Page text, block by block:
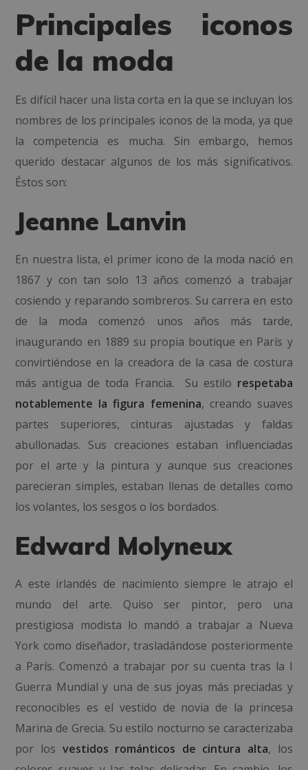
Principales iconos
de la moda
Es difícil hacer una lista corta en la que se incluyan los
nombres de los principales iconos de la moda, ya que
la competencia es mucha. Sin embargo, hemos
querido destacar algunos de los más significativos.
Éstos son:
Jeanne Lanvin
En nuestra lista, el primer icono de la moda nació en
1867 y con tan solo 13 años comenzó a trabajar
cosiendo y reparando sombreros. Su carrera en esto
de la moda comenzó unos años más tarde,
inaugurando en 1889 su propia boutique en París y
convirtiéndose en la creadora de la casa de costura
más antigua de toda Francia. Su estilo respetaba
notablemente la figura femenina, creando suaves
partes superiores, cinturas ajustadas y faldas
abullonadas. Sus creaciones estaban influenciadas
por el arte y la pintura y aunque sus creaciones
parecieran simples, estaban llenas de detalles como
los volantes, los sesgos o los bordados.
Edward Molyneux
A este irlandés de nacimiento siempre le atrajo el
mundo del arte. Quiso ser pintor, pero una
prestigiosa modista lo mandó a trabajar a Nueva
York como diseñador, trasladándose posteriormente
a París. Comenzó a trabajar por su cuenta tras la I
Guerra Mundial y una de sus joyas más preciadas y
reconocibles es el vestido de novia de la princesa
Marina de Grecia. Su estilo nocturno se caracterizaba
por los vestidos románticos de cintura alta, los